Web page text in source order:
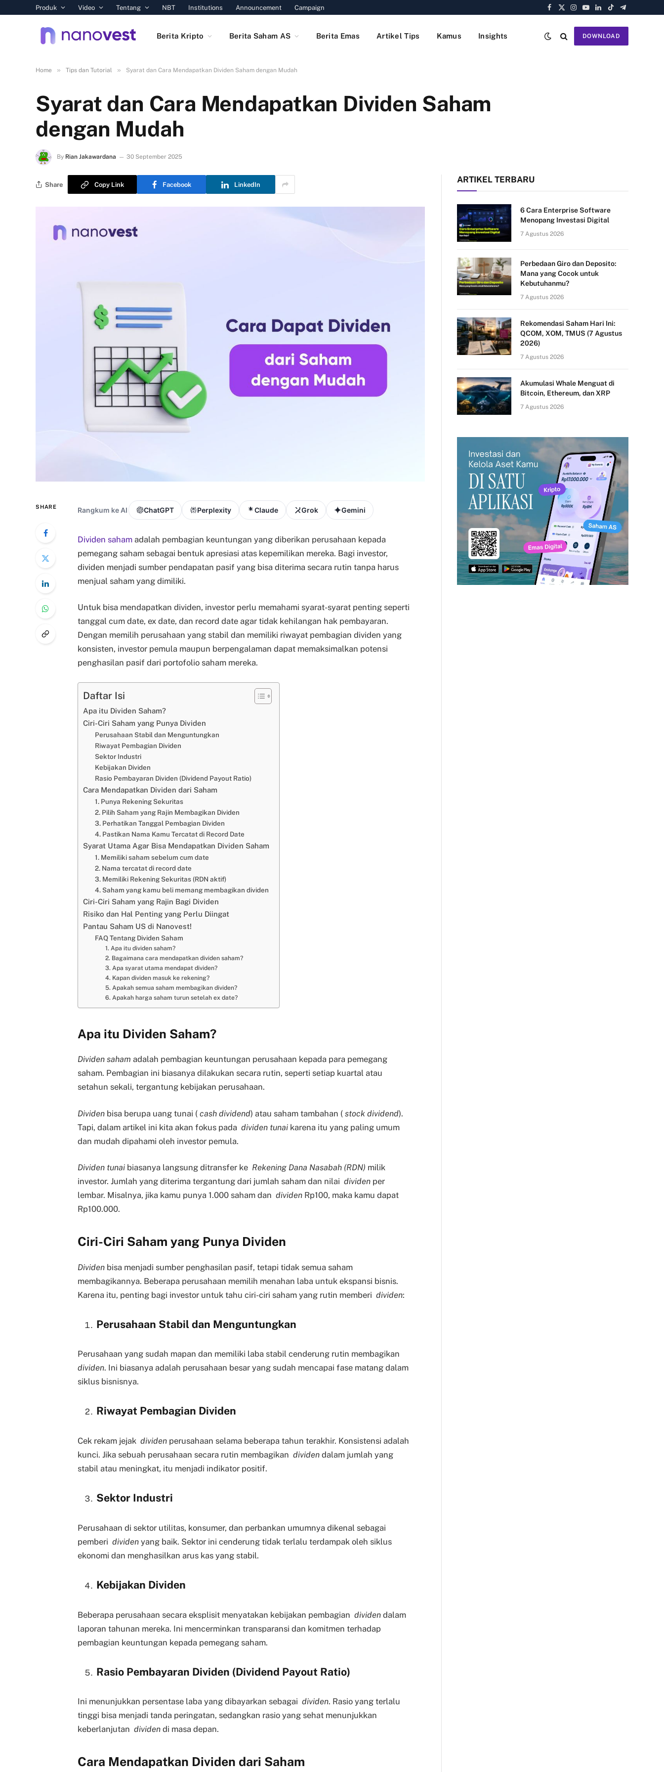
Produk Video Tentang NBT Institutions Announcement Campaign
Facebook
X
Instagram
YouTube
LinkedIn
TikTokTelegram
Berita Kripto Berita Saham AS Berita Emas Artikel Tips Kamus Insights DOWNLOAD
Home » Tips dan Tutorial » Syarat dan Cara Mendapatkan Dividen Saham dengan Mudah
Syarat dan Cara Mendapatkan Dividen Saham
dengan Mudah
By Rian Jakawardana 30 September 2025
Share Copy Link Facebook LinkedIn
SHARE Rangkum ke AI ChatGPT Perplexity Claude Grok Gemini
Dividen saham adalah pembagian keuntungan yang diberikan perusahaan kepada
pemegang saham sebagai bentuk apresiasi atas kepemilikan mereka. Bagi investor,
dividen menjadi sumber pendapatan pasif yang bisa diterima secara rutin tanpa harus
menjual saham yang dimiliki.
Untuk bisa mendapatkan dividen, investor perlu memahami syarat-syarat penting seperti
tanggal cum date, ex date, dan record date agar tidak kehilangan hak pembayaran.
Dengan memilih perusahaan yang stabil dan memiliki riwayat pembagian dividen yang
konsisten, investor pemula maupun berpengalaman dapat memaksimalkan potensi
penghasilan pasif dari portofolio saham mereka.
Daftar Isi
Apa itu Dividen Saham?
Ciri-Ciri Saham yang Punya Dividen
Perusahaan Stabil dan Menguntungkan
Riwayat Pembagian Dividen
Sektor Industri
Kebijakan Dividen
Rasio Pembayaran Dividen (Dividend Payout Ratio)
Cara Mendapatkan Dividen dari Saham
1. Punya Rekening Sekuritas
2. Pilih Saham yang Rajin Membagikan Dividen
3. Perhatikan Tanggal Pembagian Dividen
4. Pastikan Nama Kamu Tercatat di Record Date
Syarat Utama Agar Bisa Mendapatkan Dividen Saham
1. Memiliki saham sebelum cum date
2. Nama tercatat di record date
3. Memiliki Rekening Sekuritas (RDN aktif)
4. Saham yang kamu beli memang membagikan dividen
Ciri-Ciri Saham yang Rajin Bagi Dividen
Risiko dan Hal Penting yang Perlu Diingat
Pantau Saham US di Nanovest!
FAQ Tentang Dividen Saham
1. Apa itu dividen saham?
2. Bagaimana cara mendapatkan dividen saham?
3. Apa syarat utama mendapat dividen?
4. Kapan dividen masuk ke rekening?
5. Apakah semua saham membagikan dividen?
6. Apakah harga saham turun setelah ex date?
Apa itu Dividen Saham?
Dividen saham adalah pembagian keuntungan perusahaan kepada para pemegang
saham. Pembagian ini biasanya dilakukan secara rutin, seperti setiap kuartal atau
setahun sekali, tergantung kebijakan perusahaan.
Dividen bisa berupa uang tunai ( cash dividend) atau saham tambahan ( stock dividend).
Tapi, dalam artikel ini kita akan fokus pada dividen tunai karena itu yang paling umum
dan mudah dipahami oleh investor pemula.
Dividen tunai biasanya langsung ditransfer ke Rekening Dana Nasabah (RDN) milik
investor. Jumlah yang diterima tergantung dari jumlah saham dan nilai dividen per
lembar. Misalnya, jika kamu punya 1.000 saham dan dividen Rp100, maka kamu dapat
Rp100.000.
Ciri-Ciri Saham yang Punya Dividen
Dividen bisa menjadi sumber penghasilan pasif, tetapi tidak semua saham
membagikannya. Beberapa perusahaan memilih menahan laba untuk ekspansi bisnis.
Karena itu, penting bagi investor untuk tahu ciri-ciri saham yang rutin memberi dividen:
Perusahaan Stabil dan Menguntungkan
Perusahaan yang sudah mapan dan memiliki laba stabil cenderung rutin membagikan
dividen. Ini biasanya adalah perusahaan besar yang sudah mencapai fase matang dalam
siklus bisnisnya.
Riwayat Pembagian Dividen
Cek rekam jejak dividen perusahaan selama beberapa tahun terakhir. Konsistensi adalah
kunci. Jika sebuah perusahaan secara rutin membagikan dividen dalam jumlah yang
stabil atau meningkat, itu menjadi indikator positif.
Sektor Industri
Perusahaan di sektor utilitas, konsumer, dan perbankan umumnya dikenal sebagai
pemberi dividen yang baik. Sektor ini cenderung tidak terlalu terdampak oleh siklus
ekonomi dan menghasilkan arus kas yang stabil.
Kebijakan Dividen
Beberapa perusahaan secara eksplisit menyatakan kebijakan pembagian dividen dalam
laporan tahunan mereka. Ini mencerminkan transparansi dan komitmen terhadap
pembagian keuntungan kepada pemegang saham.
Rasio Pembayaran Dividen (Dividend Payout Ratio)
Ini menunjukkan persentase laba yang dibayarkan sebagai dividen. Rasio yang terlalu
tinggi bisa menjadi tanda peringatan, sedangkan rasio yang sehat menunjukkan
keberlanjutan dividen di masa depan.
Cara Mendapatkan Dividen dari Saham
ARTIKEL TERBARU
6 Cara Enterprise Software
Menopang Investasi Digital
7 Agustus 2026
Perbedaan Giro dan Deposito:
Mana yang Cocok untuk
Kebutuhanmu?
7 Agustus 2026
Rekomendasi Saham Hari Ini:
QCOM, XOM, TMUS (7 Agustus
2026)
7 Agustus 2026
Akumulasi Whale Menguat di
Bitcoin, Ethereum, dan XRP
7 Agustus 2026